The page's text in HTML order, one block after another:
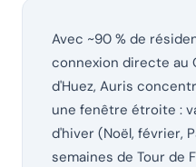
Avec ~90 % de
connexion directe au
d'Huez, Auris
une fenêtre étroite :
d'hiver (Noël, février,
semaines de Tour de